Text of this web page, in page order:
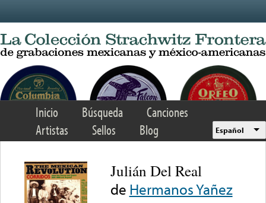
Inicio Búsqueda
Canciones
Artistas
Sellos Blog Español
Julián Del Real
de Hermanos Yañez